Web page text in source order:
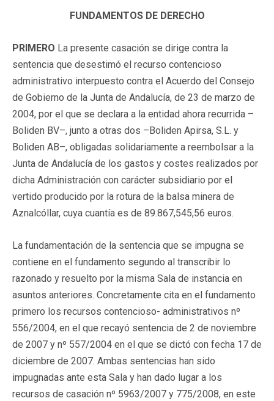
FUNDAMENTOS DE DERECHO
PRIMERO La presente casación se dirige contra la
sentencia que desestimó el recurso contencioso
administrativo interpuesto contra el Acuerdo del Consejo
de Gobierno de la Junta de Andalucía, de 23 de marzo de
2004, por el que se declara a la entidad ahora recurrida –
Boliden BV–, junto a otras dos –Boliden Apirsa, S.L. y
Boliden AB–, obligadas solidariamente a reembolsar a la
Junta de Andalucía de los gastos y costes realizados por
dicha Administración con carácter subsidiario por el
vertido producido por la rotura de la balsa minera de
Aznalcóllar, cuya cuantía es de 89.867,545,56 euros.
La fundamentación de la sentencia que se impugna se
contiene en el fundamento segundo al transcribir lo
razonado y resuelto por la misma Sala de instancia en
asuntos anteriores. Concretamente cita en el fundamento
primero los recursos contencioso- administrativos nº
556/2004, en el que recayó sentencia de 2 de noviembre
de 2007 y nº 557/2004 en el que se dictó con fecha 17 de
diciembre de 2007. Ambas sentencias han sido
impugnadas ante esta Sala y han dado lugar a los
recursos de casación nº 5963/2007 y 775/2008, en este